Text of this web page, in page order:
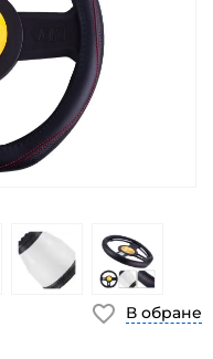
В обране